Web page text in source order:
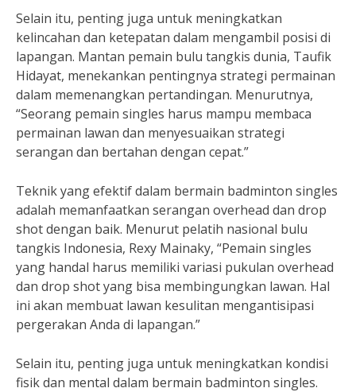
Selain itu, penting juga untuk meningkatkan
kelincahan dan ketepatan dalam mengambil posisi di
lapangan. Mantan pemain bulu tangkis dunia, Taufik
Hidayat, menekankan pentingnya strategi permainan
dalam memenangkan pertandingan. Menurutnya,
“Seorang pemain singles harus mampu membaca
permainan lawan dan menyesuaikan strategi
serangan dan bertahan dengan cepat.”
Teknik yang efektif dalam bermain badminton singles
adalah memanfaatkan serangan overhead dan drop
shot dengan baik. Menurut pelatih nasional bulu
tangkis Indonesia, Rexy Mainaky, “Pemain singles
yang handal harus memiliki variasi pukulan overhead
dan drop shot yang bisa membingungkan lawan. Hal
ini akan membuat lawan kesulitan mengantisipasi
pergerakan Anda di lapangan.”
Selain itu, penting juga untuk meningkatkan kondisi
fisik dan mental dalam bermain badminton singles.